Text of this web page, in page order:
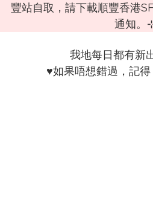
豐站自取，請下載順豐香港
通知。
我地每日都有新
♥️如果唔想錯過，記得